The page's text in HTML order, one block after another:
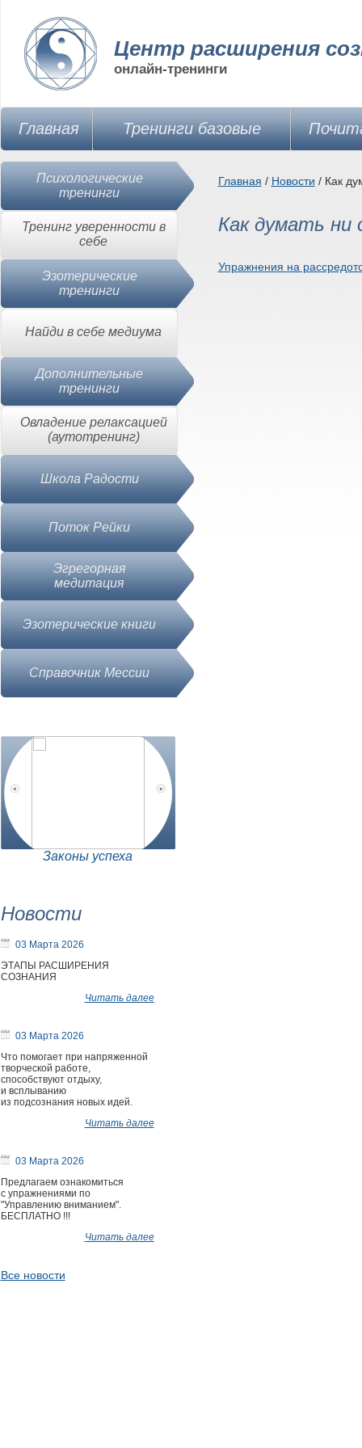
Центр расширения
онлайн-тренинги
Главная Тренинги базовые
Психологические
тренинги
Тренинг уверенности в
себе
Эзотерические
тренинги
Найди в себе медиума
Дополнительные
тренинги
Овладение релаксацией
(аутотренинг)
Школа Радости
Поток Рейки
Эгрегорная
медитация
Эзотерические книги
Справочник Месcии
Законы успеха
Новости
03 Марта 2026
ЭТАПЫ РАСШИРЕНИЯ
СОЗНАНИЯ
Читать далее
03 Марта 2026
Что помогает при напряженной
творческой работе,
способствуют отдыху,
и всплыванию
из подсознания новых идей.
Читать далее
03 Марта 2026
Предлагаем ознакомиться
с упражнениями по
"Управлению вниманием".
БЕСПЛАТНО !!!
Читать далее
Все новости
Главная / Новости / Как
Как думать ни
Упражнения на